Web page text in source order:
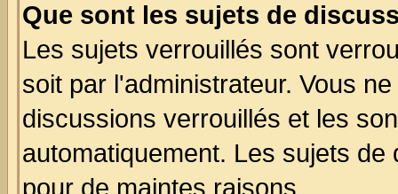
Que sont les sujets de
Les sujets verrouillés sont
soit par l'administrateur. Vous
discussions verrouillés et les
automatiquement. Les sujets
pour de maintes raisons.